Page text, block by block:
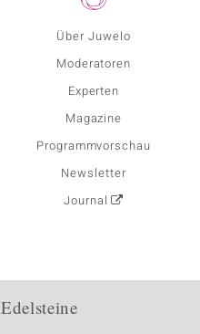
Über Juwelo
Moderatoren
Experten
Magazine
Programmvorschau
Newsletter
Journal
Edelsteine